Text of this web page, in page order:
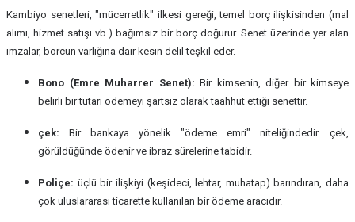
Kambiyo senetleri, "mücerretlik" ilkesi gereği, temel borç ilişkisinden (mal
alımı, hizmet satışı vb.) bağımsız bir borç doğurur. Senet üzerinde yer alan
imzalar, borcun varlığına dair kesin delil teşkil eder.
Bono (Emre Muharrer Senet): Bir kimsenin, diğer bir kimseye
belirli bir tutarı ödemeyi şartsız olarak taahhüt ettiği senettir.
çek: Bir bankaya yönelik "ödeme emri" niteliğindedir. çek,
görüldüğünde ödenir ve ibraz sürelerine tabidir.
Poliçe: üçlü bir ilişkiyi (keşideci, lehtar, muhatap) barındıran, daha
çok uluslararası ticarette kullanılan bir ödeme aracıdır.